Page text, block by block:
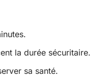
la durée sécuritaire.
sa santé.